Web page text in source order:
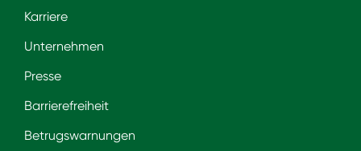
Karriere
Unternehmen
Presse
Barrierefreiheit
Betrugswarnungen